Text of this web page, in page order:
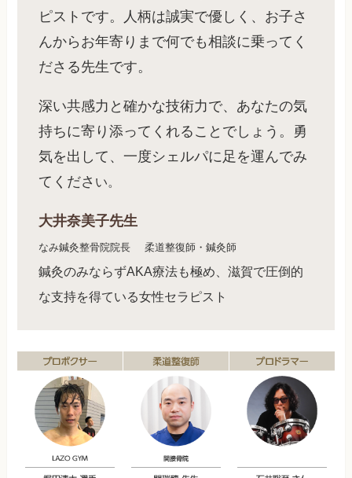
ピストです。人柄は誠実で優しく、お子さ
んからお年寄りまで何でも相談に乗ってく
ださる先生です。
深い共感力と確かな技術力で、あなたの気
持ちに寄り添ってくれることでしょう。勇
気を出して、一度シェルパに足を運んでみ
てくださ い。
大井奈美子先生
なみ鍼灸整骨院院長 柔道整復師・鍼灸師
鍼灸のみならずAKA療法も極め、滋賀で圧倒的
な支持を得ている女性セラピスト